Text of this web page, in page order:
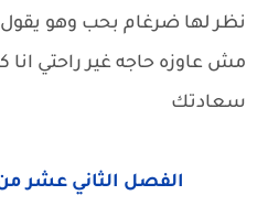
نظر لها ضرغام بحب وهو
مش عاوزه حاجه غير راحتي
سعادتك
الفصل الثاني عشر